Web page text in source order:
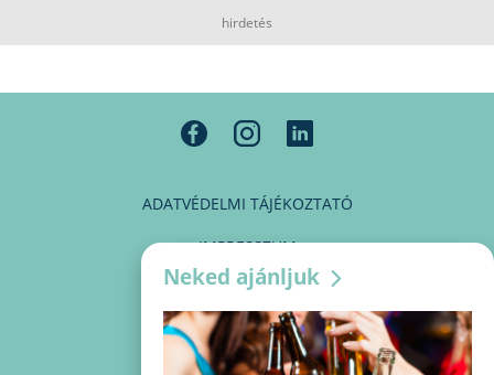
hirdetés
ADATVÉDELMI TÁJÉKOZTATÓ
IMPRESSZUM
MÉDIAAJÁNLAT
PARTNEREINK
Neked ajánljuk